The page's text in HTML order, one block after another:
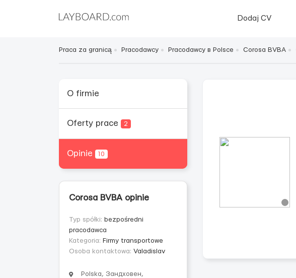
Dodaj CV
Praca za granicą Pracodawcy Pracodawcy в Polsce Corosa BVBA
O firmie
Oferty prace 2
Opinie 10
Corosa BVBA opinie
Typ spółki: bezpośredni
pracodawca
Kategoria: Firmy transportowe
Osoba kontaktowa: Valadislav
Polska, Зандховен,